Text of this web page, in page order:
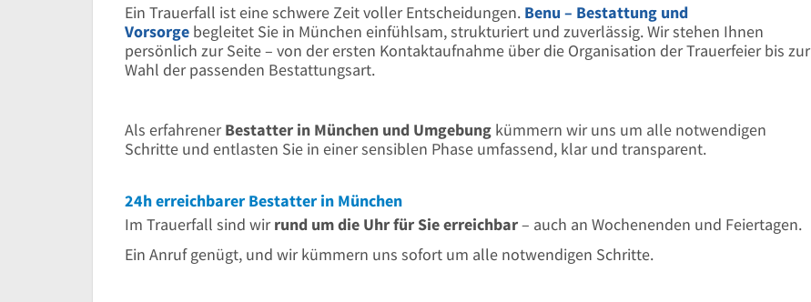
Ein Trauerfall ist eine schwere Zeit voller Entscheidungen. Benu – Bestattung und
Vorsorge begleitet Sie in München einfühlsam, strukturiert und zuverlässig. Wir stehen Ihnen
persönlich zur Seite – von der ersten Kontaktaufnahme über die Organisation der Trauerfeier bis zur
Wahl der passenden Bestattungsart.
Als erfahrenerBestatter in München und Umgebung kümmern wir uns um alle notwendigen
Schritte und entlasten Sie in einer sensiblen Phase umfassend, klar und transparent.
24h erreichbarer Bestatter in München
Im Trauerfall sind wirrund um die Uhr für Sie erreichbar– auch an Wochenenden und Feiertagen.
Ein Anruf genügt, und wir kümmern uns sofort um alle notwendigen Schritte.